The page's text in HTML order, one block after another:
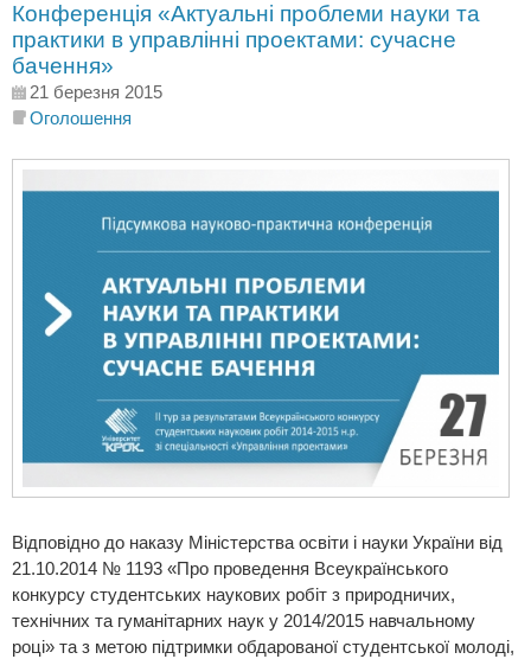
Конференція «Актуальні проблеми науки та
практики в управлінні проектами: cучасне
бачення»
21 березня 2015
Оголошення
Відповідно до наказу Міністерства освіти і науки України від
21.10.2014 № 1193 «Про проведення Всеукраїнського
конкурсу студентських наукових робіт з природничих,
технічних та гуманітарних наук у 2014/2015 навчальному
році» та з метою підтримки обдарованої студентської молоді,